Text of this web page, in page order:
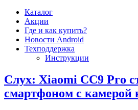
Каталог
Акции
Где и как купить?
Новости Android
Техподдержка
Инструкции
Слух: Xiaomi CC9 Pro
смартфоном с камерой